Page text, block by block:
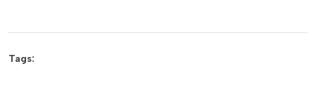
Tags: